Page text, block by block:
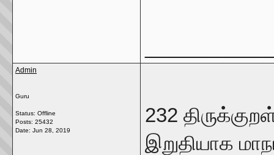
Admin
Guru
Status: Offline
Posts: 25432
Date: Jun 28, 2019
232
இறுதியாக